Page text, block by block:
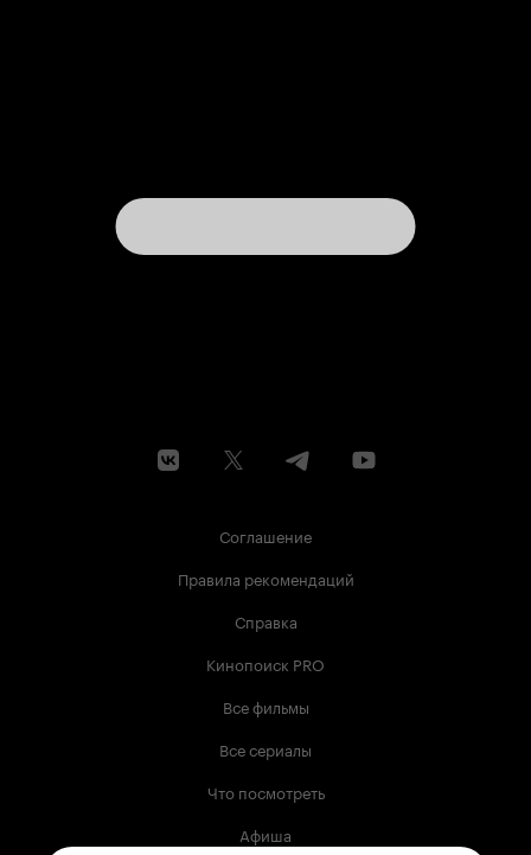
Соглашение
Правила рекомендаций
Справка
Кинопоиск PRO
Все фильмы
Все сериалы
Что посмотреть
Афиша